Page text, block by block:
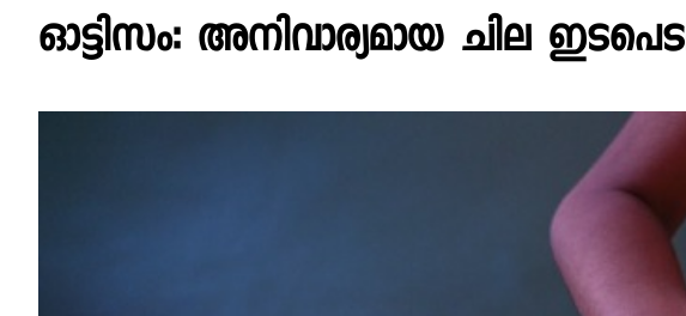
ഓട്ടിസം: അനിവാര്യമായ ചില